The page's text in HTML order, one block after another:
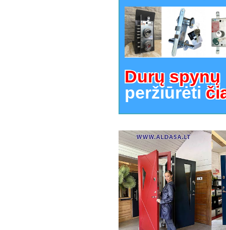
Durų spynų
peržiūrėti